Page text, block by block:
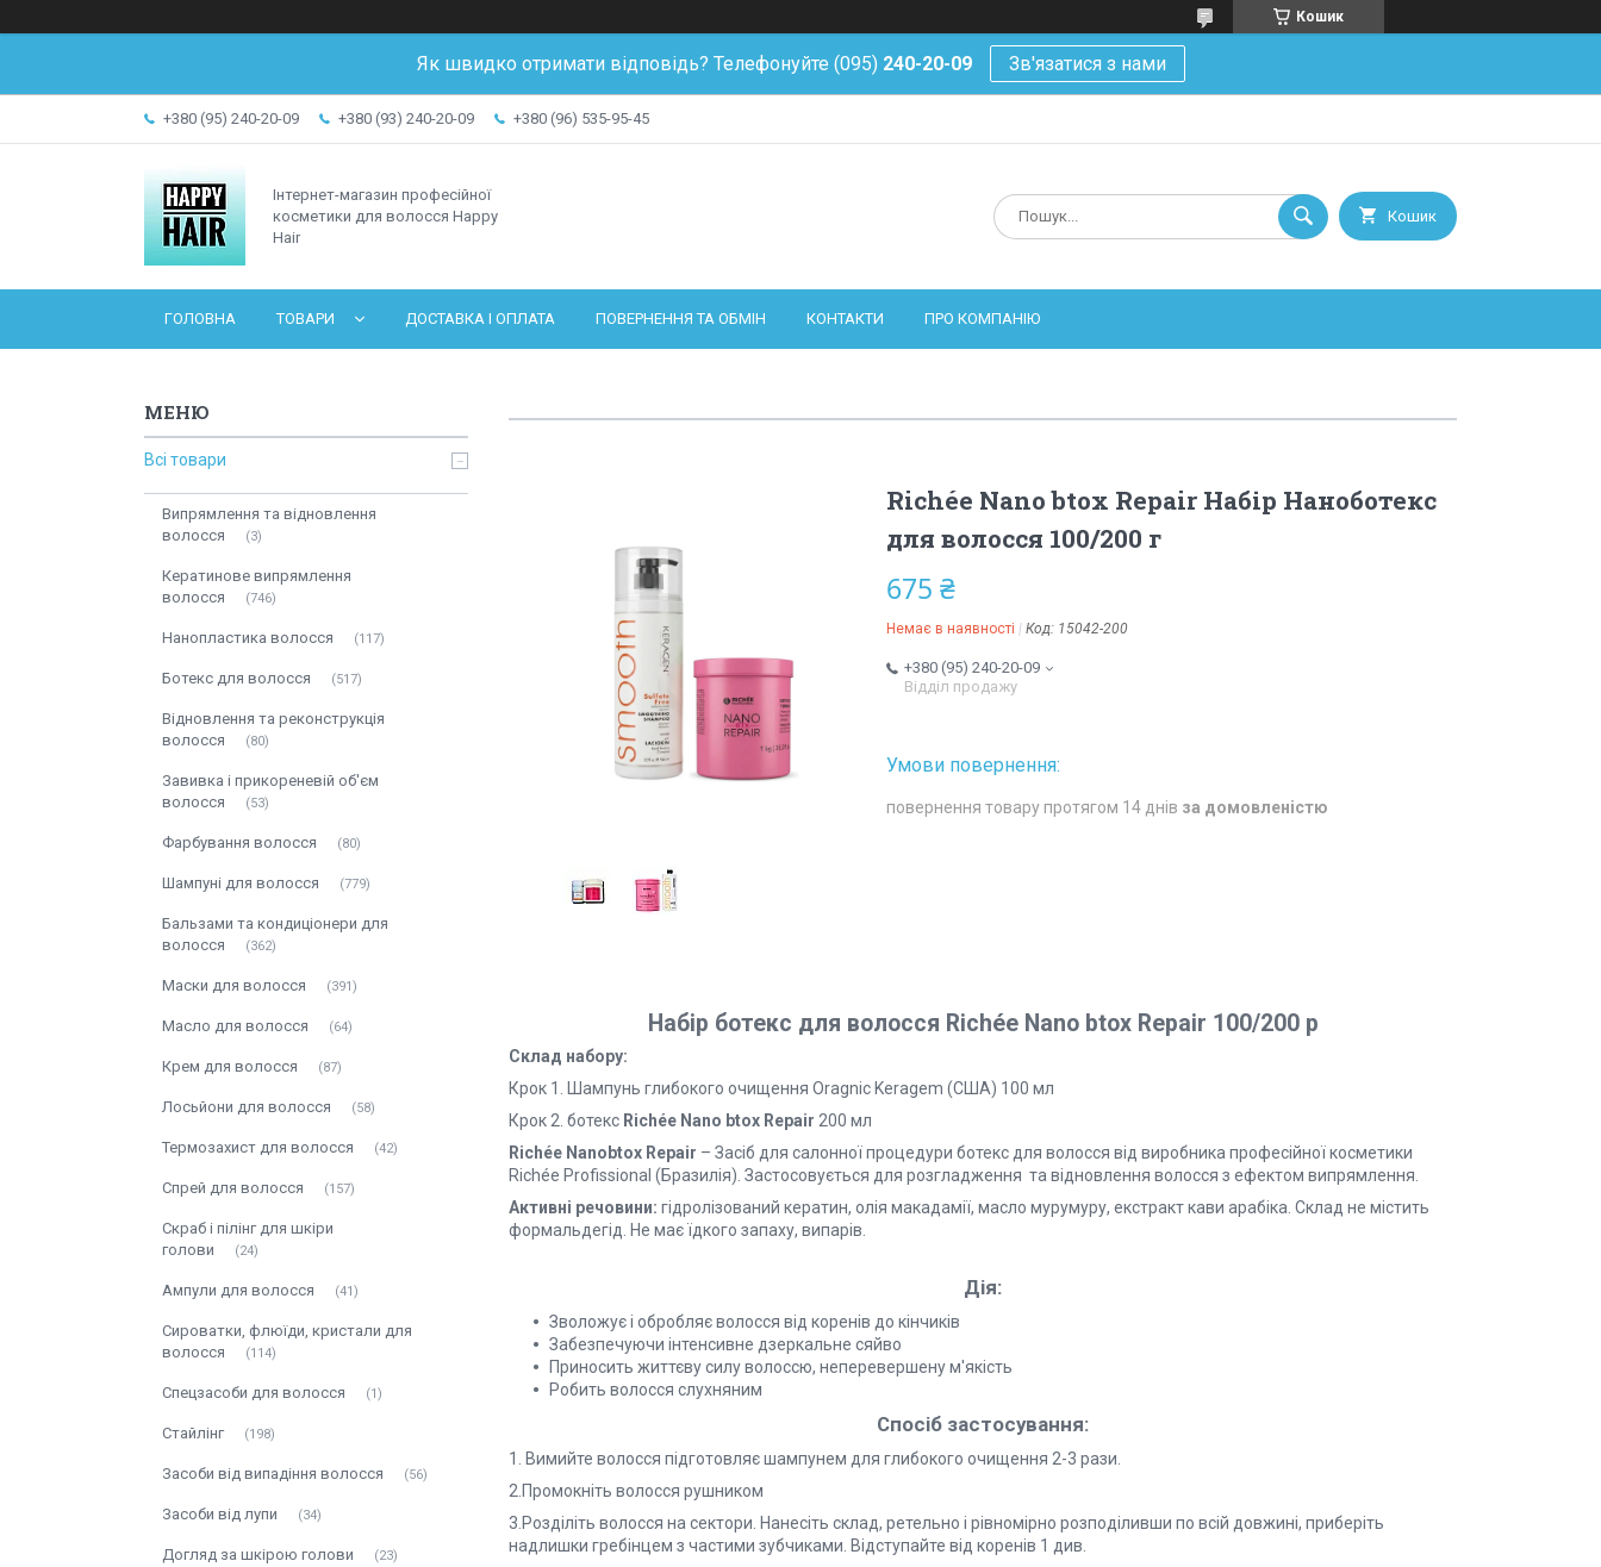
Кошик
Як швидко отримати відповідь? Телефонуйте (095) 240-20-09 Зв'язатися з нами
+380 (95) 240-20-09 +380 (93) 240-20-09 +380 (96) 535-95-45
Інтернет-магазин професійної
косметики для волосся Happy
Hair
Кошик
ГОЛОВНА ТОВАРИ ДОСТАВКА І ОПЛАТА ПОВЕРНЕННЯ ТА ОБМІН КОНТАКТИ ПРО КОМПАНІЮ
Richée Nano btox Repair Набір Наноботекс
для волосся 100/200 г
675 ₴
Немає в наявності Код: 15042-200
+380 (95) 240-20-09
Відділ продажу
повернення товару протягом 14 днів за домовленістю
Набір ботекс для волосся Richée Nano btox Repair 100/200 р
Склад набору:
Крок 1. Шампунь глибокого очищення Oragnic Keragem (США) 100 мл
Крок 2. ботекс Richée Nano btox Repair 200 мл
Richée Nanobtox Repair – Засіб для салонної процедури ботекс для волосся від виробника професійної косметики
Richée Profissional (Бразилія). Застосовується для розгладження та відновлення волосся з ефектом випрямлення.
Активні речовини: гідролізований кератин, олія макадамії, масло мурумуру, екстракт кави арабіка. Склад не містить
формальдегід. Не має їдкого запаху, випарів.
Дія:
Зволожує і обробляє волосся від коренів до кінчиків
Забезпечуючи інтенсивне дзеркальне сяйво
Приносить життєву силу волоссю, неперевершену м'якість
Робить волосся слухняним
Спосіб застосування:
1. Вимийте волосся підготовляє шампунем для глибокого очищення 2-3 рази.
2.Промокніть волосся рушником
3.Розділіть волосся на сектори. Нанесіть склад, ретельно і рівномірно розподіливши по всій довжині, приберіть
надлишки гребінцем з частими зубчиками. Відступайте від коренів 1 див.
Всі товари
Випрямлення та відновлення
волосся
3
Кератинове випрямлення
волосся
746
Нанопластика волосся 117
Ботекс для волосся 517
Відновлення та реконструкція
волосся
80
Завивка і прикореневій об'єм
волосся
53
Фарбування волосся 80
Шампуні для волосся 779
Бальзами та кондиціонери для
волосся
362
Маски для волосся 391
Масло для волосся 64
Крем для волосся 87
Лосьйони для волосся 58
Термозахист для волосся 42
Спрей для волосся 157
Скраб і пілінг для шкіри
голови
24
Ампули для волосся 41
Сироватки, флюїди, кристали для
волосся
114
Спецзасоби для волосся 1
Стайлінг 198
Засоби від випадіння волосся 56
Засоби від лупи 34
Догляд за шкірою голови 23